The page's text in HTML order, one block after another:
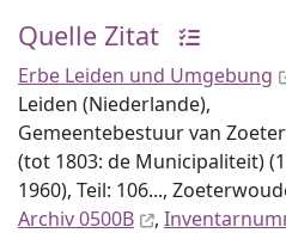
Quelle Zitat
Erbe Leiden und Umgebung
Leiden (Niederlande),
Gemeentebestuur van
(tot 1803: de Municipaliteit)
1960), Teil: 106...,
Archiv 0500B
,